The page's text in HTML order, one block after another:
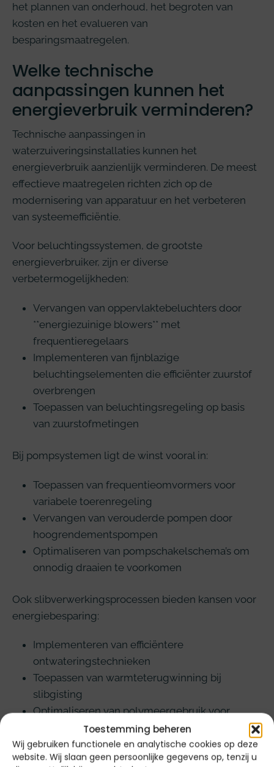
Toestemming beheren
Wij gebruiken functionele en analytische cookies op deze
website. Wij slaan geen persoonlijke gegevens op, tenzij u
het plannen van onderhoud, het begroten van
kosten en het evalueren van
besparingsmaatregelen.
Welke technische
aanpassingen kunnen het
energieverbruik verminderen?
Technische aanpassingen in
waterzuiveringsinstallaties kunnen het
energieverbruik aanzienlijk verminderen. De meest
effectieve maatregelen richten zich op de
modernisering van apparatuur en het verbeteren
van systeemefficiëntie.
Voor beluchtingssystemen, de grootste
energieverbruiker, zijn er diverse
verbetermogelijkheden:
Vervangen van oppervlaktebeluchters door
**energiezuinige blowers** met
frequentieregelaars
Implementeren van fijnblazige
beluchtingselementen die efficiënter zuurstof
overbrengen
Toepassen van beluchtingsregeling op basis
van zuurstofmetingen
Bij pompsystemen ligt de winst vooral in:
Toepassen van frequentieomvormers voor
variabele toerenregeling
Vervangen van verouderde pompen door
hoogrendementspompen
Optimaliseren van pompschakelschema’s om
onnodig draaien te voorkomen
Ook slibverwerkingsprocessen bieden kansen voor
energiebesparing:
Implementeren van efficiëntere
ontwateringstechnieken
Toepassen van warmteterugwinning bij
slibgisting
Optimaliseren van polymeergebruik voor
effectievere ontwatering
Vergeet ook niet de algemene installatietechniek